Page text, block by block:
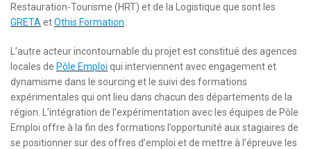
Restauration-Tourisme (HRT) et de la Logistique que sont les
GRETA etOthis Formation
L’autre acteur incontournable du projet est constitué des agences
locales de Pôle Emploi qui interviennent avec engagement et
dynamisme dans le sourcing et le suivi des formations
expérimentales qui ont lieu dans chacun des départements de la
région. L’intégration de l’expérimentation avec les équipes de Pôle
Emploi offre à la fin des formations l’opportunité aux stagiaires de
se positionner sur des offres d’emploi et de mettre à l’épreuve les